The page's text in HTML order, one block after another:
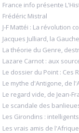
France info présente
Frédéric Mistral
J-F Mattéi : La révolution
Jacques Julliard, la
La théorie du Genre,
Lazare Carnot : aux
Le dossier du Point : Ces
Le mythe d'Antigone, de
Le regard vide, de Jean-
Le scandale des
Les Girondins :
Les vrais amis de